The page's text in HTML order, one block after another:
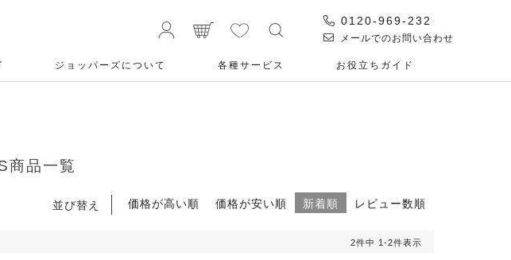
0120-969-232
メールでのお問い合わせ
ジョッパーズについて 各種サービス お役⽴ちガイド
商品一覧
並び替え 価格が高い順 価格が安い順 新着順 レビュー数順
2件中 1 -2件表示